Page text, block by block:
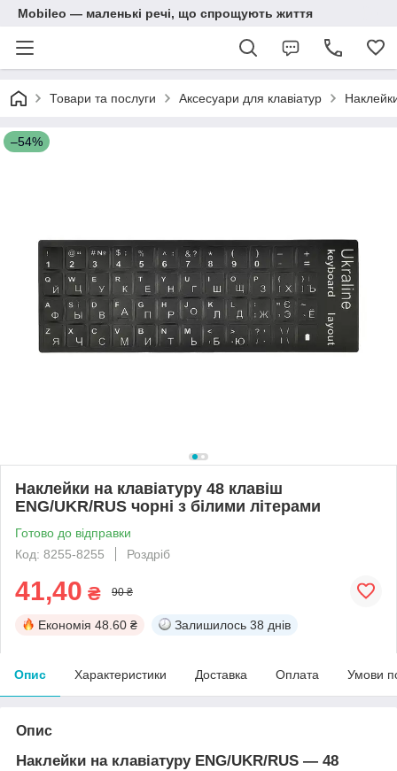
Mobileo — маленькі речі, що спрощують життя
Товари та послуги Аксесуари для клавіатур
–54%
Наклейки на клавіатуру 48 клавіш
ENG/UKR/RUS чорні з білими літерами
Готово до відправки
Код: 8255-8255
Роздріб
41,40 ₴ 90 ₴
Економія 48.60 ₴ Залишилось 38 днів
Опис Характеристики Доставка Оплата Умови
Опис
Наклейки на клавіатуру ENG/UKR/RUS — 48